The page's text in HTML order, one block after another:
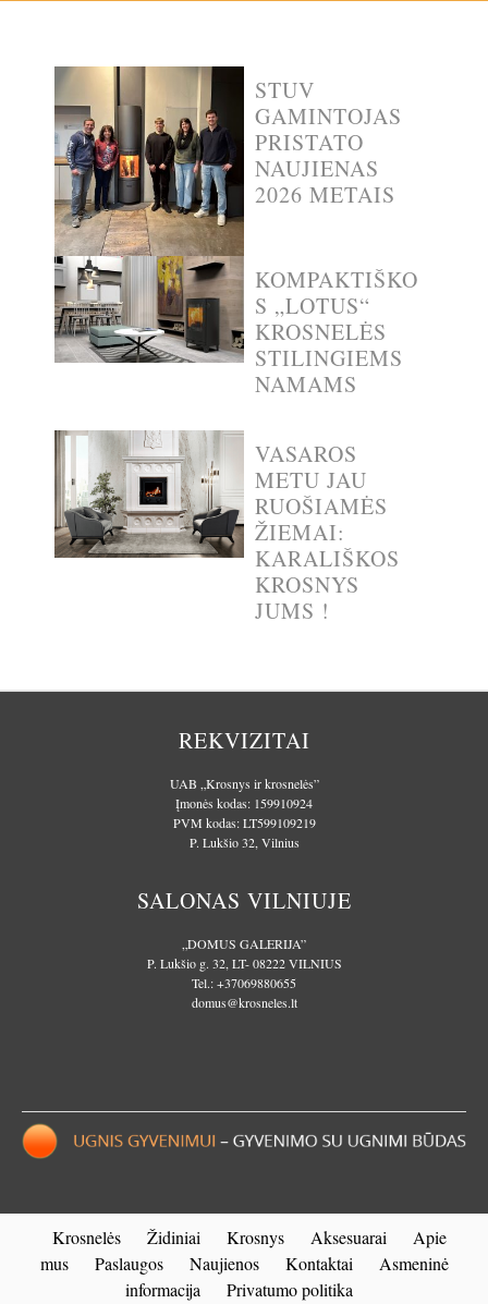
STUV
GAMINTOJAS
PRISTATO
NAUJIENAS
2026 METAIS
KOMPAKTIŠKO
S „LOTUS“
KROSNELĖS
STILINGIEMS
NAMAMS
VASAROS
METU JAU
RUOŠIAMĖS
ŽIEMAI:
KARALIŠKOS
KROSNYS
JUMS !
REKVIZITAI
UAB „Krosnys ir krosnelės”
Įmonės kodas: 159910924
PVM kodas: LT599109219
P. Lukšio 32, Vilnius
SALONAS VILNIUJE
„DOMUS GALERIJA”
P. Lukšio g. 32, LT- 08222 VILNIUS
Tel.:+37069880655
domus@krosneles.lt
Krosnelės Židiniai Krosnys Aksesuarai
Apie
mus
Paslaugos Naujienos Kontaktai
Asmeninė
informacija
Privatumo politika